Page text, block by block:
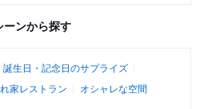
ーンから探す
誕生日・記念日のサプライズ
家レストラン オシャレな空間